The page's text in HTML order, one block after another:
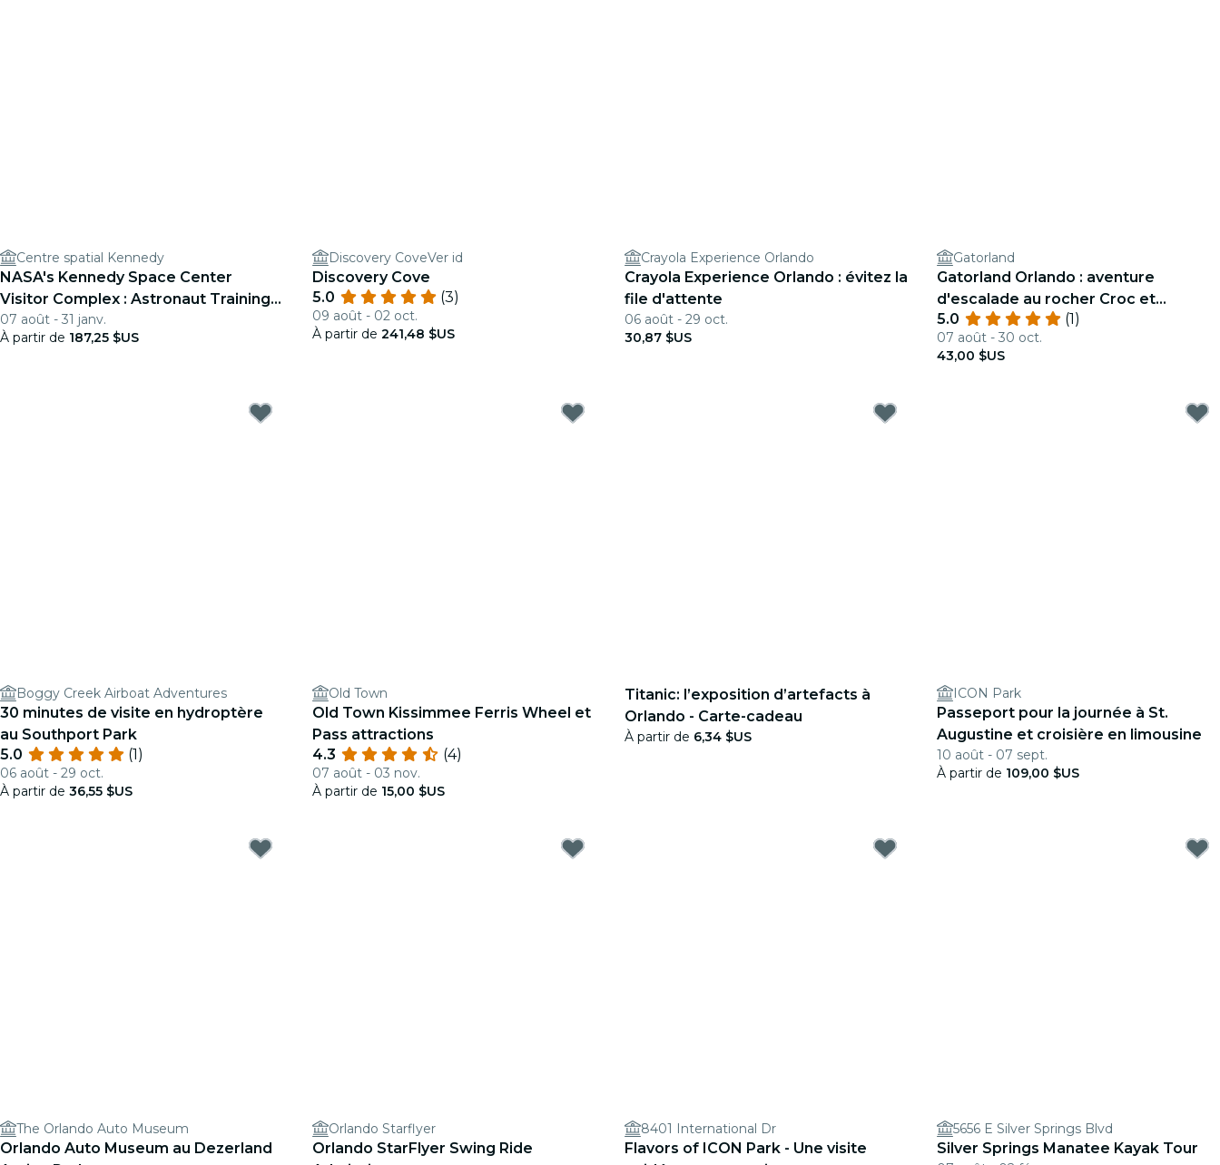
Centre spatial Kennedy
NASA's Kennedy Space Center
Visitor Complex : Astronaut Training
Experience
07 août - 31 janv.
À partir de 187,25 $US
Discovery CoveVer id
Discovery Cove
5.0
(3)
09 août - 02 oct.
À partir de 241,48 $US
Crayola Experience Orlando
Crayola Experience Orlando : évitez la
file d'attente
06 août - 29 oct.
30,87 $US
Gatorland
Gatorland Orlando : aventure
d'escalade au rocher Croc et
admission au parc
5.0 (1)
07 août - 30 oct.
43,00 $US
Boggy Creek Airboat Adventures
30 minutes de visite en hydroptère
au Southport Park
5.0
(1)
06 août - 29 oct.
À partir de 36,55 $US
Old Town
Old Town Kissimmee Ferris Wheel et
Pass attractions
4.3
(4)
07 août - 03 nov.
À partir de 15,00 $US
Titanic: l’exposition d’artefacts à
Orlando - Carte-cadeau
À partir de 6,34 $US
ICON Park
Passeport pour la journée à St.
Augustine et croisière en limousine
10 août - 07 sept.
À partir de 109,00 $US
The Orlando Auto Museum
Orlando Auto Museum au Dezerland
Orlando Starflyer
Orlando StarFlyer Swing Ride
8401 International Dr
Flavors of ICON Park - Une visite
5656 E Silver Springs Blvd
Silver Springs Manatee Kayak Tour